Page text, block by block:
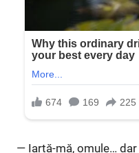
— Iartă-mă, omule…